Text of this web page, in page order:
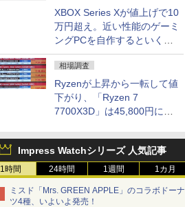
XBOX Series Xが値上げで10
万円超え。近い性能のゲーミ
ングPCを自作するといくら
になる？
相場調査
Ryzenが上昇から一転して値
下がり、「Ryzen 7
7700X3D」は45,800円に急
との価格逆転解消 [8月前半の
CPU価格]
Impress Watchシリーズ 人気記事
1時間 24時間 1週間 1カ月
ミスド「Mrs. GREEN APPLE」のコラボドーナ
ツ4種、いよいよ発売！